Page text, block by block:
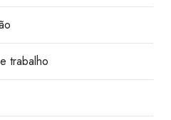
trabalho